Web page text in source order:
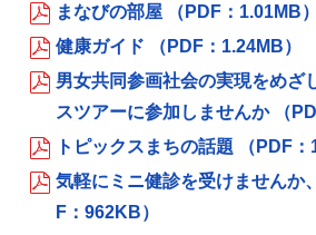
まなびの部屋 （PDF：1.01MB）
健康ガイド （PDF：1.24MB）
男女共同参画社会の実現をめざ
スツアーに参加しませんか （
トピックスまちの話題 （PDF：
気軽にミニ健診を受けませんか
F：962KB）